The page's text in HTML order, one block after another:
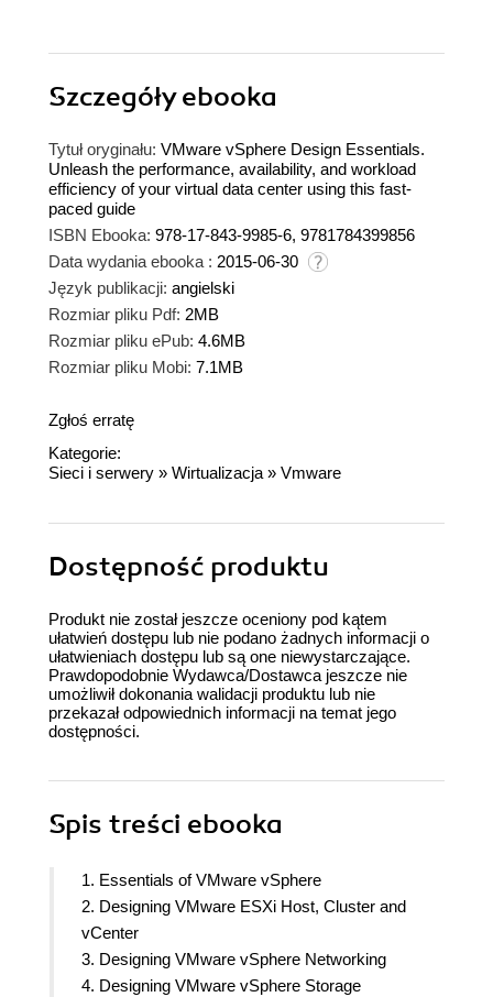
Szczegółyebooka
Tytuł oryginału: VMware vSphere Design Essentials.
Unleash the performance, availability, and workload
efficiency of your virtual data center using this fast-
paced guide
ISBN Ebooka: 978-17-843-9985-6, 9781784399856
Data wydania ebooka : 2015-06-30
Język publikacji: angielski
Rozmiar pliku Pdf: 2MB
Rozmiar pliku ePub: 4.6MB
Rozmiar pliku Mobi: 7.1MB
Zgłoś erratę
Kategorie:
Sieci i serwery » Wirtualizacja » Vmware
Dostępność produktu
Produkt nie został jeszcze oceniony pod kątem
ułatwień dostępu lub nie podano żadnych informacji o
ułatwieniach dostępu lub są one niewystarczające.
Prawdopodobnie Wydawca/Dostawca jeszcze nie
umożliwił dokonania walidacji produktu lub nie
przekazał odpowiednich informacji na temat jego
dostępności.
Spis treści ebooka
1. Essentials of VMware vSphere
2. Designing VMware ESXi Host, Cluster and
vCenter
3. Designing VMware vSphere Networking
4. Designing VMware vSphere Storage